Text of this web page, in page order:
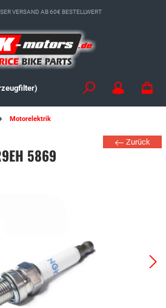
VERSAND AB 60€ BESTELLWERT
Motorelektrik
Zurück
5869